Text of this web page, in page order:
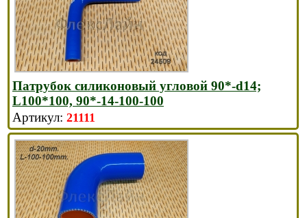
Патрубок силиконовый угловой 90*-d14;
L100*100, 90*-14-100-100
21111